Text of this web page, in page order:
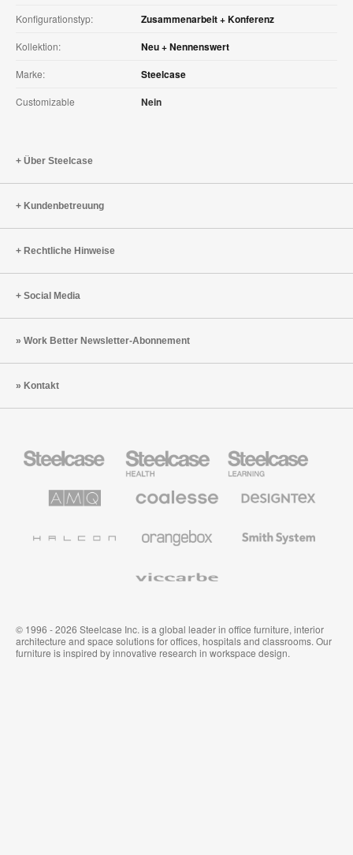
Konfigurationstyp: Zusammenarbeit + Konferenz
Kollektion: Neu + Nennenswert
Marke: Steelcase
Customizable Nein
Über Steelcase
Kundenbetreuung
Rechtliche Hinweise
Social Media
Work Better Newsletter-Abonnement
Kontakt
Büromöbel
Health
Education
Möbel
Solutions
Büromöbel
Textilien
System
© 1996 - 2026 Steelcase Inc. is a global leader in office furniture, interior
architecture and space solutions for offices, hospitals and classrooms. Our
furniture is inspired by innovative research in workspace design.